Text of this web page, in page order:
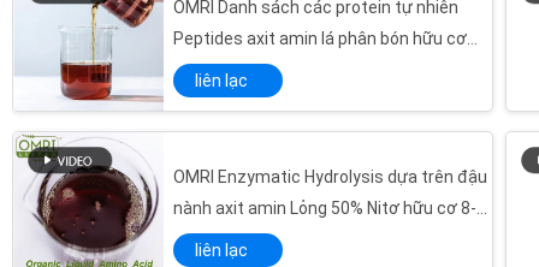
OMRI Danh sách các protein tự nhiên
Peptides axit amin lá phân bón hữu cơ
lỏng 50% để hấp thụ chất dinh dưỡng
liên lạc
OMRI Enzymatic Hydrolysis dựa trên đậu
nành axit amin Lỏng 50% Nitơ hữu cơ 8-0-
0
liên lạc